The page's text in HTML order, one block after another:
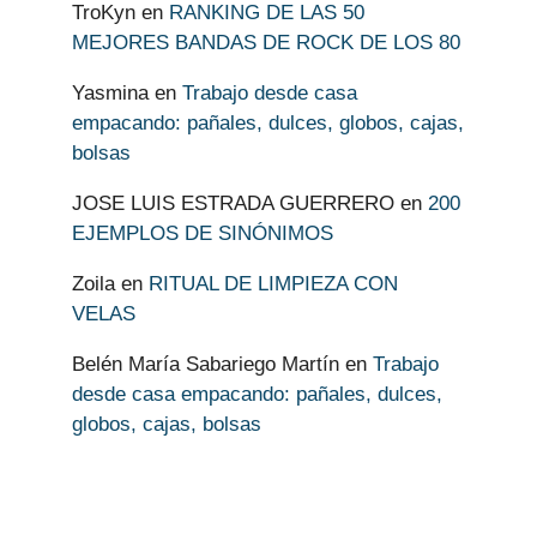
TroKyn en RANKING DE LAS 50
MEJORES BANDAS DE ROCK DE LOS 80
Yasminaen Trabajo desde casa
empacando: pañales, dulces, globos, cajas,
bolsas
JOSE LUIS ESTRADA GUERRERO en 200
EJEMPLOS DE SINÓNIMOS
Zoilaen RITUAL DE LIMPIEZA CON
VELAS
Belén María Sabariego Martín en Trabajo
desde casa empacando: pañales, dulces,
globos, cajas, bolsas